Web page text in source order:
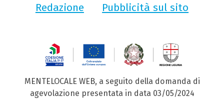
Redazione
Pubblicità sul sito
MENTELOCALE WEB, a seguito della domanda di
agevolazione presentata in data 03/05/2024